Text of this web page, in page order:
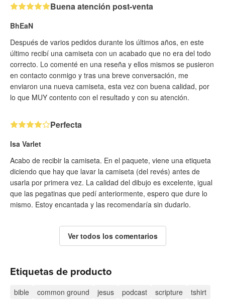
Buena atención post-venta
BhEaN
Después de varios pedidos durante los últimos años, en este
último recibí una camiseta con un acabado que no era del todo
correcto. Lo comenté en una reseña y ellos mismos se pusieron
en contacto conmigo y tras una breve conversación, me
enviaron una nueva camiseta, esta vez con buena calidad, por
lo que MUY contento con el resultado y con su atención.
Perfecta
Isa Varlet
Acabo de recibir la camiseta. En el paquete, viene una etiqueta
diciendo que hay que lavar la camiseta (del revés) antes de
usarla por primera vez. La calidad del dibujo es excelente, igual
que las pegatinas que pedí anteriormente, espero que dure lo
mismo. Estoy encantada y las recomendaría sin dudarlo.
Ver todos los comentarios
Etiquetas de producto
bible common ground jesus podcast scripture tshirt